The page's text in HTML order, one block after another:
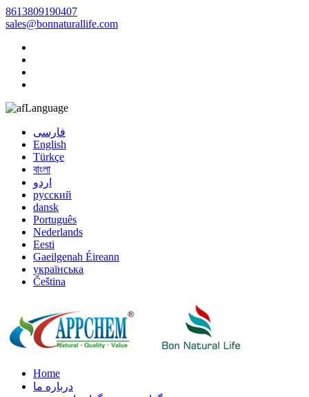
8613809190407
sales@bonnaturallife.com
Language
فارسی
English
Türkçe
বাংলা
اردو
русский
dansk
Português
Nederlands
Eesti
Gaeilgenah Éireann
українська
Čeština
Home
درباره ما